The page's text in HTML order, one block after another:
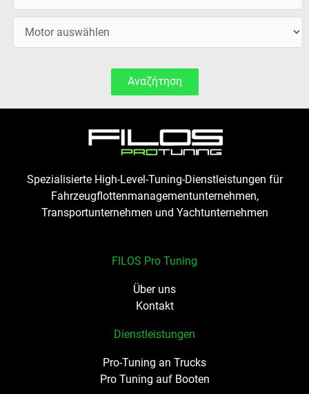
Αναζήτηση
Spezialisierte High-Level-Tuning-Dienstleistungen für
Fahrzeugflottenmanagementunternehmen,
Transportunternehmen und Yachtunternehmen
FILOS Pro Tuning
Über uns
Kontakt
Dienstleistungen
Pro-Tuning an Trucks
Pro Tuning auf Booten